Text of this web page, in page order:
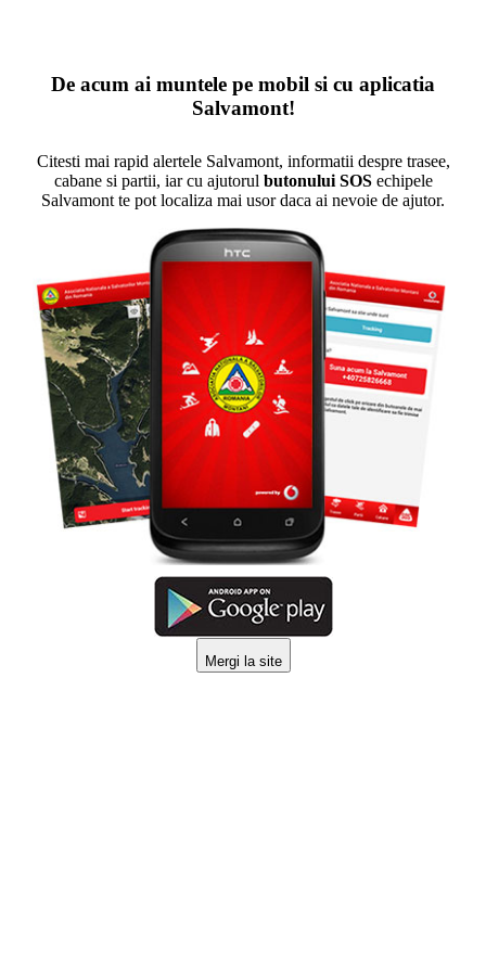
De acum ai muntele pe mobil si cu aplicatia
Salvamont!
Citesti mai rapid alertele Salvamont, informatii despre trasee,
cabane si partii, iar cu ajutorul butonului SOSechipele
Salvamont te pot localiza mai usor daca ai nevoie de ajutor.
Mergi la site